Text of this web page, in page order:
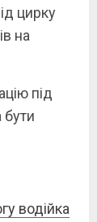
цирку
на
під
бути
водійка